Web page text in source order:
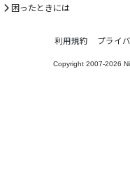
困ったときには
利用規約 プライ
Copyright 2007-2026